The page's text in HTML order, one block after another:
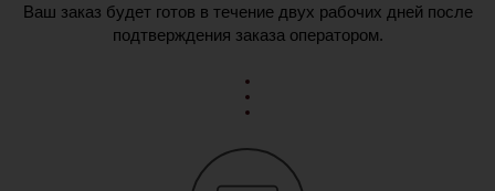
Ваш заказ будет готов в течение двух рабочих дней после
подтверждения заказа оператором.